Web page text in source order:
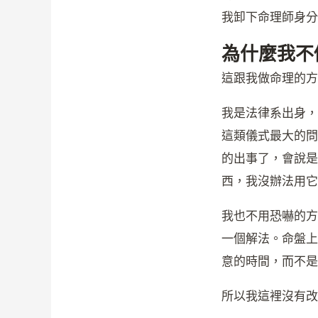
我卸下命理師身
為什麼我
這跟我做命理的
我是法律系出身
這類儀式最大的
的出事了，會說
西，我沒辦法用
我也不用恐嚇的
一個解法。命盤
意的時間，而不
所以我這裡沒有